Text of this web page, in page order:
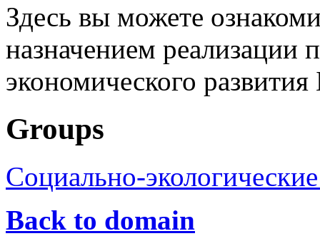
Здесь вы можете
назначением реализации
экономического
Groups
Социально-
Back to domain